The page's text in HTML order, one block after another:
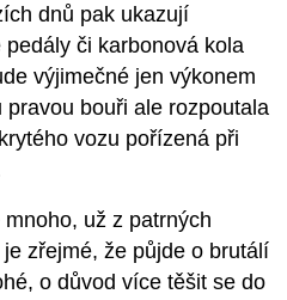
dnů pak ukazují
či karbonová kola
výjimečné jen výkonem
bouři ale rozpoutala
vozu pořízená při
už z patrných
zřejmé, že půjde o brutálí
o důvod více těšit se do